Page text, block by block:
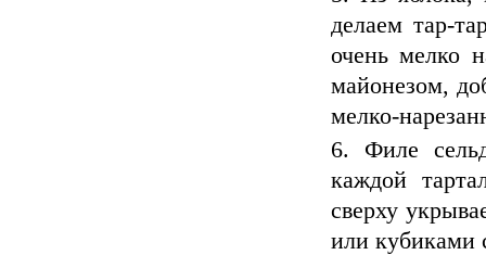
делаем тар-
очень мелко
майонезом,
мелко-
Филе
каждой
сверху
или кубиками